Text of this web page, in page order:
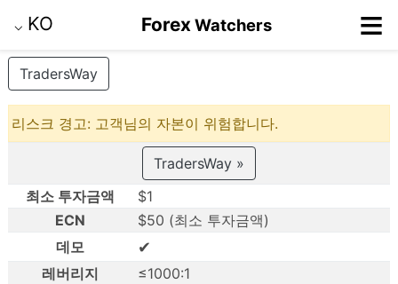
⌵ KO Forex Watchers ≡
TradersWay
리스크 경고: 고객님의 자본이 위험합니다.
TradersWay »
최소 투자금액
$1
ECN
$50 (최소 투자금액)
데모
✔
레버리지
≤1000:1